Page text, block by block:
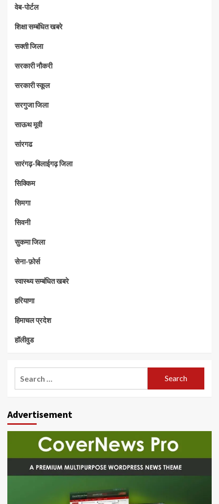
वेब-पोर्टल
शिक्षा सम्बंधित खबरे
सक्ती जिला
सरकारी नौकरी
सरकारी स्कूल
सरगुजा जिला
साऊथ मूवी
सांरगढ
सारंगढ़-बिलाईगढ़ जिला
सिक्किम
सिमगा
सिवनी
सुकमा जिला
सेना-फ़ोर्स
स्वास्थ्य सम्बंधित खबरे
हरियाणा
हिमाचल प्रदेश
हॉलीवुड
Advertisement